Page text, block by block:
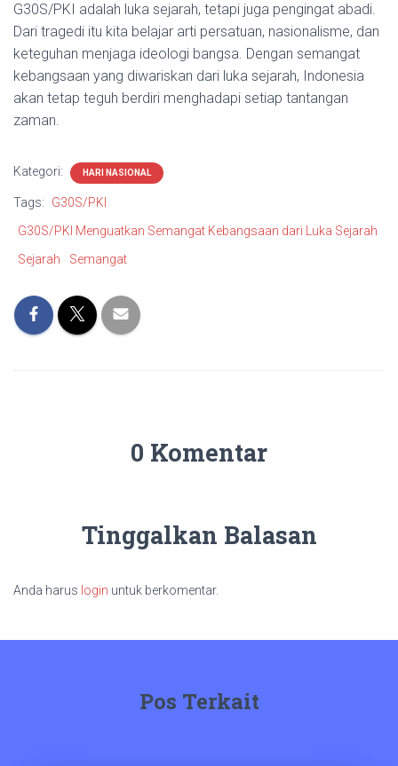
G30S/PKI adalah luka sejarah, tetapi juga pengingat abadi.
Dari tragedi itu kita belajar arti persatuan, nasionalisme, dan
keteguhan menjaga ideologi bangsa. Dengan semangat
kebangsaan yang diwariskan dari luka sejarah, Indonesia
akan tetap teguh berdiri menghadapi setiap tantangan
zaman.
Kategori: HARI NASIONAL
Tags:
G30S/PKI
G30S/PKI Menguatkan Semangat Kebangsaan dari Luka Sejarah
Sejarah
Semangat
0 Komentar
Tinggalkan Balasan
Anda harus login untuk berkomentar.
Pos Terkait